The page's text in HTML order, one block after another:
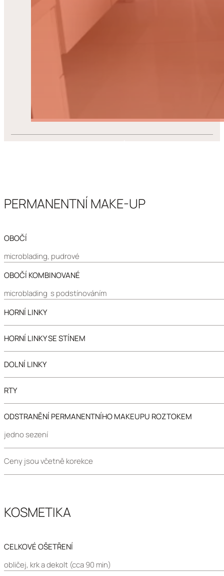
PERMANENTNÍ MAKE-UP
OBOČÍ
microblading, pudrové
OBOČÍ KOMBINOVANÉ
microblading s podstínováním
HORNÍ LINKY
HORNÍ LINKY SE STÍNEM
DOLNÍ LINKY
RTY
ODSTRANĚNÍ PERMANENTNÍHO MAKEUPU ROZTOKEM
jedno sezení
Ceny jsou včetně korekce
KOSMETIKA
CELKOVÉ OŠETŘENÍ
obličej, krk a dekolt (cca 90 min)